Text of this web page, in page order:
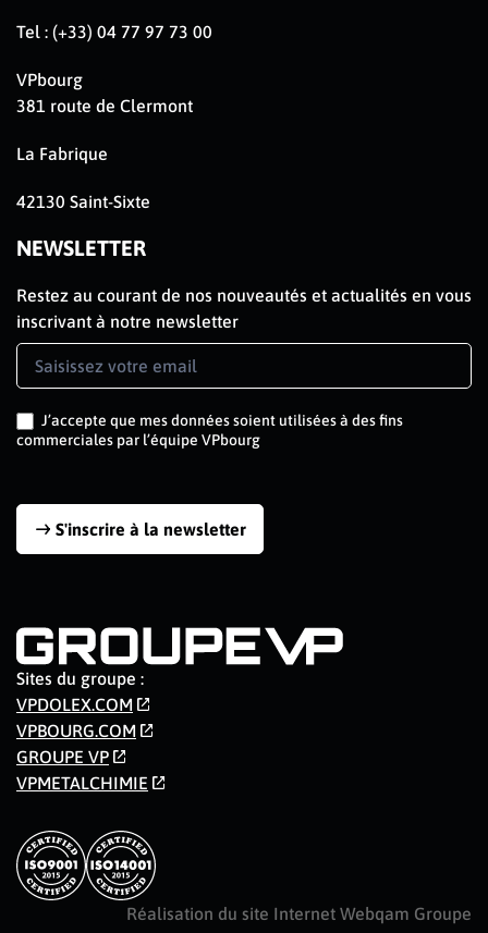
Tel : (+33) 04 77 97 73 00
VPbourg
381 route de Clermont
La Fabrique
42130 Saint-Sixte
NEWSLETTER
Restez au courant de nos nouveautés et actualités en vous
inscrivant à notre newsletter
Newsletter
Signup
J’accepte que mes données soient utilisées à des fins
commerciales par l’équipe VPbourg
S'inscrire à la newsletter
Sites du groupe :
VPDOLEX.COM
VPBOURG.COM
GROUPE VP
VPMETALCHIMIE
Réalisation du site Internet Webqam Groupe